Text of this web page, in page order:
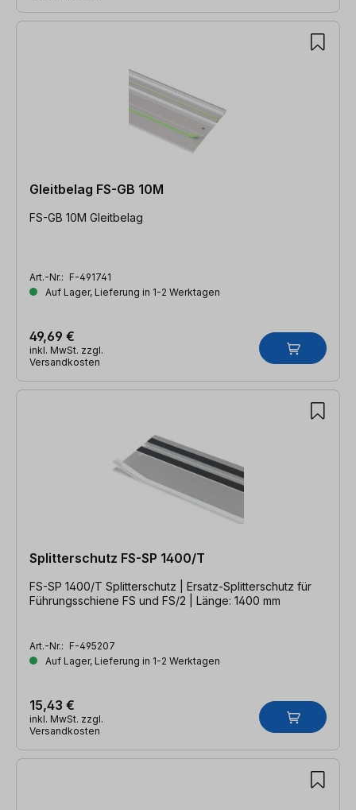
Gleitbelag FS-GB 10M
FS-GB 10M Gleitbelag
Art.-Nr.: F-491741
Auf Lager, Lieferung in 1-2 Werktagen
49,69 €
inkl. MwSt. zzgl.
Versandkosten
Splitterschutz FS-SP 1400/T
FS-SP 1400/T Splitterschutz | Ersatz-Splitterschutz für
Führungsschiene FS und FS/2 | Länge: 1400 mm
Art.-Nr.: F-495207
Auf Lager, Lieferung in 1-2 Werktagen
15,43 €
inkl. MwSt. zzgl.
Versandkosten